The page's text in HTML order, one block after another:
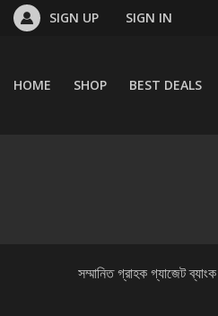
SIGN UP SIGN IN
HOME SHOP BEST DEALS
সম্মানিত গ্রাহক গ্যাজেট